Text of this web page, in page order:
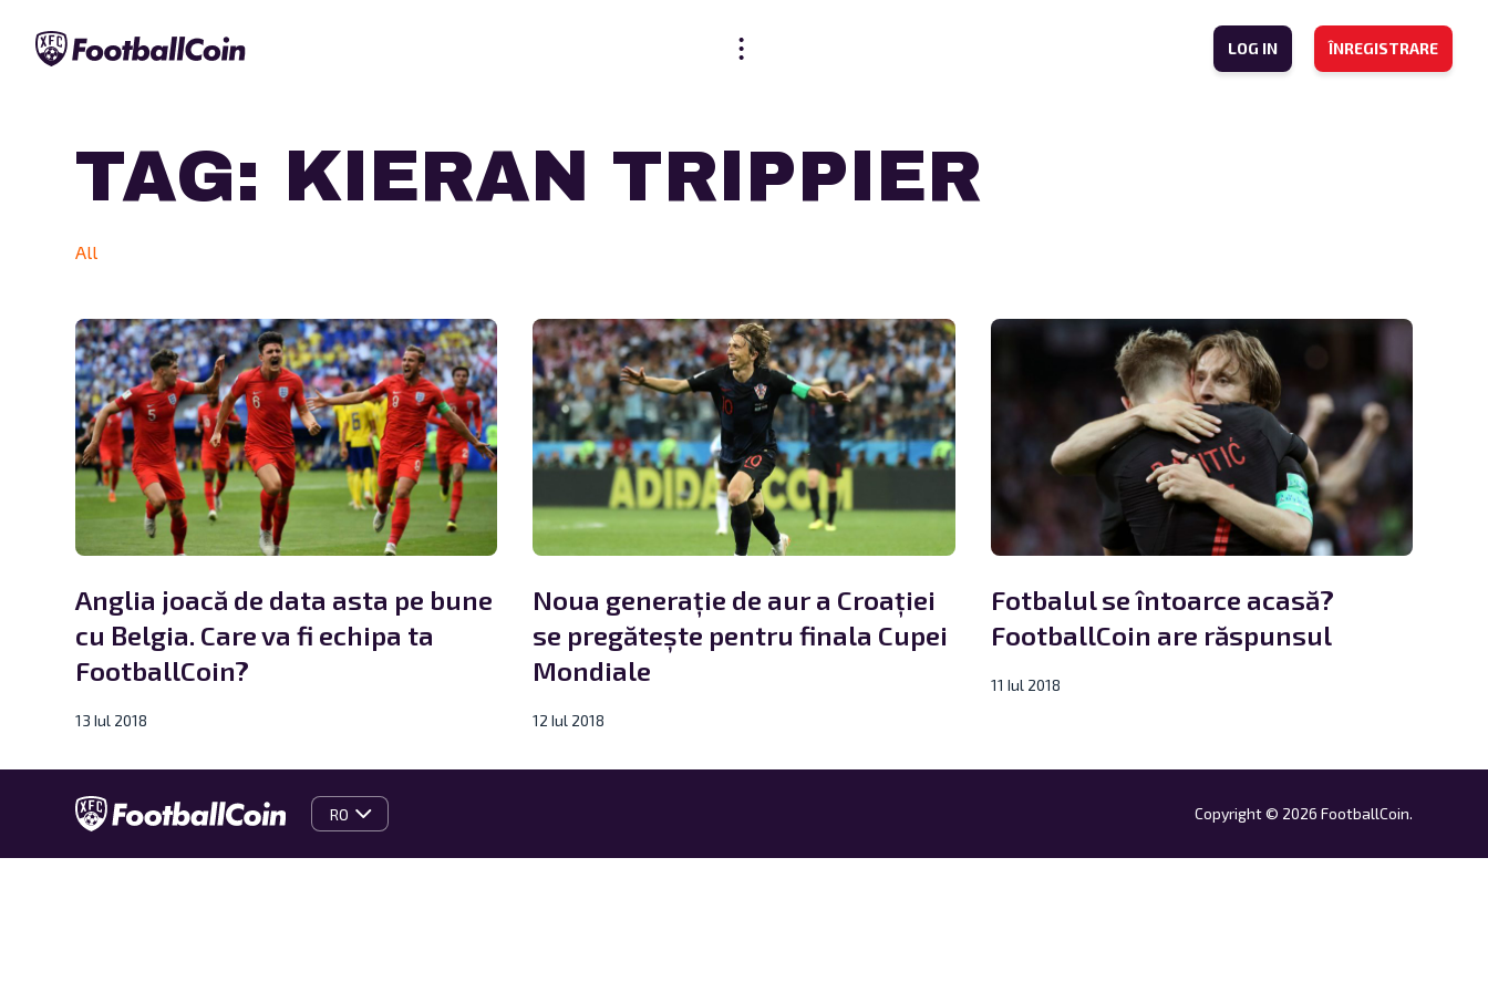
LOG IN ÎNREGISTRARE
TAG: KIERAN TRIPPIER
All
Anglia joacă de data asta pe bune
cu Belgia. Care va fi echipa ta
FootballCoin?
13 Iul 2018
Noua generație de aur a Croației
se pregătește pentru finala Cupei
Mondiale
12 Iul 2018
Fotbalul se întoarce acasă?
FootballCoin are răspunsul
11 Iul 2018
RO Copyright © 2026 FootballCoin.